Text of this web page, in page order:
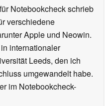
Notebookcheck schrieb
verschiedene
Apple und Neowin.
internationaler
Leeds, den ich
umgewandelt habe.
im Notebookcheck-